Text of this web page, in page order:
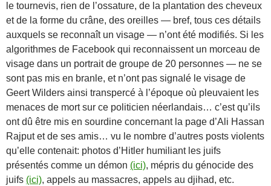
le tournevis, rien de l’ossature, de la plantation des cheveux
et de la forme du crâne, des oreilles — bref, tous ces détails
auxquels se reconnaît un visage — n’ont été modifiés. Si les
algorithmes de Facebook qui reconnaissent un morceau de
visage dans un portrait de groupe de 20 personnes — ne se
sont pas mis en branle, et n’ont pas signalé le visage de
Geert Wilders ainsi transpercé à l’époque où pleuvaient les
menaces de mort sur ce politicien néerlandais… c’est qu’ils
ont dû être mis en sourdine concernant la page d’Ali Hassan
Rajput et de ses amis… vu le nombre d’autres posts violents
qu’elle contenait: photos d’Hitler humiliant les juifs
présentés comme un démon (ici), mépris du génocide des
juifs (ici), appels au massacres, appels au djihad, etc.